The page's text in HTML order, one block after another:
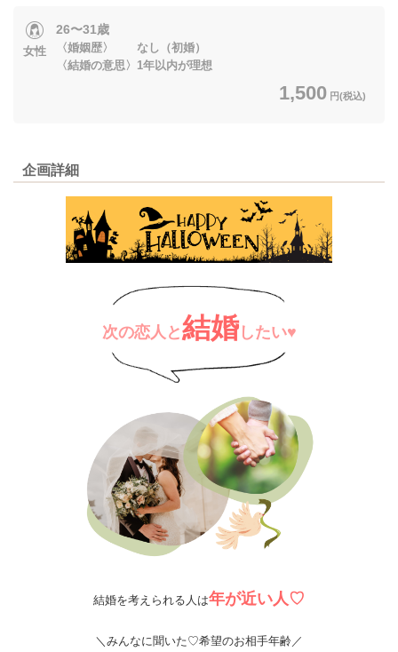
女性
26〜31歳
〈婚姻歴〉 なし（初婚）
〈結婚の意思〉1年以内が理想
1,500 円(税込)
企画詳細
次の恋人と結婚したい♥
結婚を考えられる人は年が近い人♡
＼みんなに聞いた♡希望のお相手年齢／